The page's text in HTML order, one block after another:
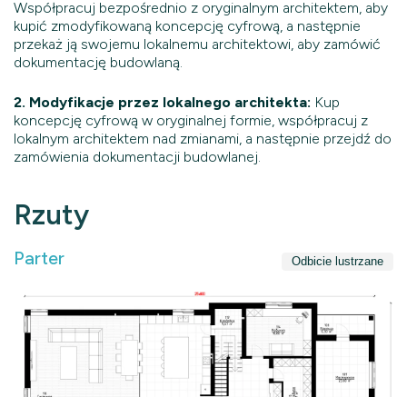
Współpracuj bezpośrednio z oryginalnym architektem, aby
kupić zmodyfikowaną koncepcję cyfrową, a następnie
przekaż ją swojemu lokalnemu architektowi, aby zamówić
dokumentację budowlaną.
2. Modyfikacje przez lokalnego architekta: Kup
koncepcję cyfrową w oryginalnej formie, współpracuj z
lokalnym architektem nad zmianami, a następnie przejdź do
zamówienia dokumentacji budowlanej.
Rzuty
Parter Odbicie lustrzane